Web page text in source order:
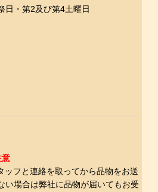
・第2及び第4土曜日
意
ッフと連絡を取ってから品物をお送
い場合は弊社に品物が届いてもお受